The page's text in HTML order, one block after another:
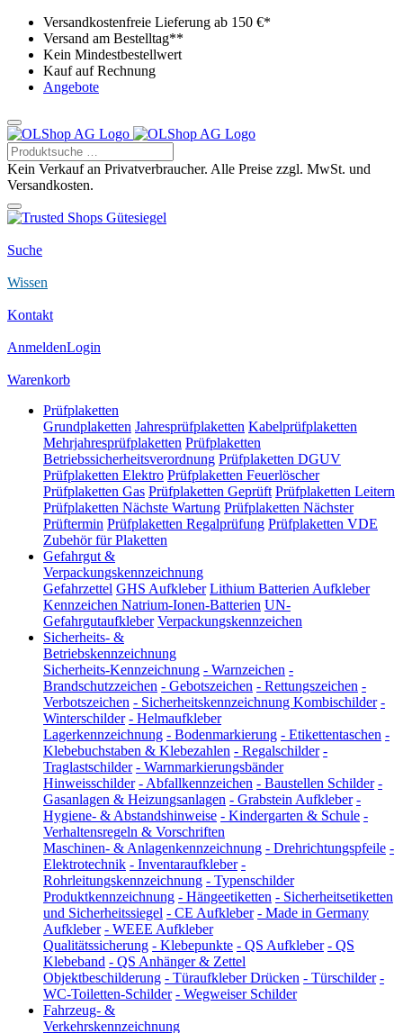
Versandkostenfreie Lieferung ab 150 €*
Versand am Bestelltag**
Kein Mindestbestellwert
Kauf auf Rechnung
Angebote
Kein Verkauf an Privatverbraucher. Alle Preise zzgl. MwSt. und
Versandkosten.
Suche
Wissen
Kontakt
AnmeldenLogin
Warenkorb
Prüfplaketten
Grundplaketten Jahresprüfplaketten Kabelprüfplaketten
Mehrjahresprüfplaketten Prüfplaketten
Betriebssicherheitsverordnung Prüfplaketten DGUV
Prüfplaketten Elektro Prüfplaketten Feuerlöscher
Prüfplaketten Gas Prüfplaketten Geprüft Prüfplaketten Leitern
Prüfplaketten Nächste Wartung Prüfplaketten Nächster
Prüftermin Prüfplaketten Regalprüfung Prüfplaketten VDE
Zubehör für Plaketten
Gefahrgut &
Verpackungskennzeichnung
Gefahrzettel GHS Aufkleber Lithium Batterien Aufkleber
Kennzeichen Natrium-Ionen-Batterien UN-
Gefahrgutaufkleber Verpackungskennzeichen
Sicherheits- &
Betriebskennzeichnung
Sicherheits-Kennzeichnung - Warnzeichen -
Brandschutzzeichen - Gebotszeichen - Rettungszeichen -
Verbotszeichen - Sicherheitskennzeichnung Kombischilder -
Winterschilder - Helmaufkleber
Lagerkennzeichnung - Bodenmarkierung - Etikettentaschen -
Klebebuchstaben & Klebezahlen - Regalschilder -
Traglastschilder - Warnmarkierungsbänder
Hinweisschilder - Abfallkennzeichen - Baustellen Schilder -
Gasanlagen & Heizungsanlagen - Grabstein Aufkleber -
Hygiene- & Abstandshinweise - Kindergarten & Schule -
Verhaltensregeln & Vorschriften
Maschinen- & Anlagenkennzeichnung - Drehrichtungspfeile -
Elektrotechnik - Inventaraufkleber -
Rohrleitungskennzeichnung - Typenschilder
Produktkennzeichnung - Hängeetiketten - Sicherheitsetiketten
und Sicherheitssiegel - CE Aufkleber - Made in Germany
Aufkleber - WEEE Aufkleber
Qualitätssicherung - Klebepunkte - QS Aufkleber - QS
Klebeband - QS Anhänger & Zettel
Objektbeschilderung - Türaufkleber Drücken - Türschilder -
WC-Toiletten-Schilder - Wegweiser Schilder
Fahrzeug- &
Verkehrskennzeichnung